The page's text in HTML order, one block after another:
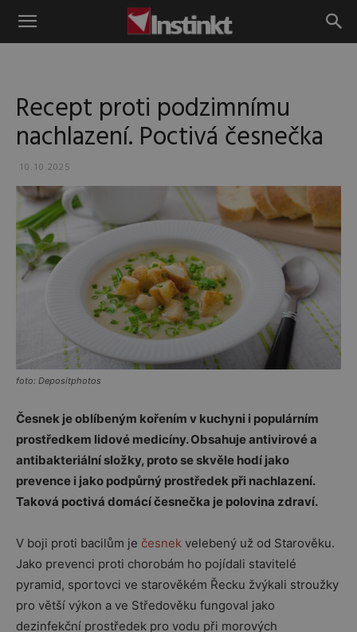
Instinkt
Recept proti podzimnímu
nachlazení. Poctivá česnečka
10.10.2025
foto: Depositphotos
Česnek je oblíbeným kořením v kuchyni i populárním
prostředkem lidové medicíny. Obsahuje antivirové a
antibakteriální složky, proto se skvěle hodí jako
prevence i jako podpůrný prostředek při nachlazení.
Taková poctivá domácí česnečka je polovina zdraví.
V boji proti bacilům je česnek velebený už od Starověku.
Jako prevenci proti chorobám ho pojídali stavitelé
pyramid, sportovci ve starověkém Řecku žvýkali stroužky
pro větší výkon a ve Středověku fungoval jako
dezinfekční prostředek pro vodu při morových